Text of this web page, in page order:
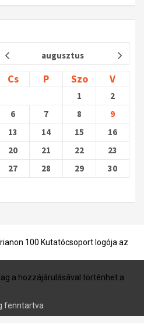
augusztus
Cs P Szo V
1
2
6 7 8
9
13 14 15
16
20 21 22
23
27 28 29
30
100 Kutatócsoport logója az
a hozzájárulásával történhet a
fenntartva